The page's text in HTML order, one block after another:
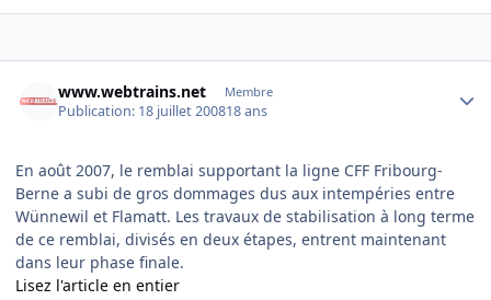
www.webtrains.net Membre
Publication: 18 juillet 200818 ans
En août 2007, le remblai supportant la ligne CFF Fribourg-
Berne a subi de gros dommages dus aux intempéries entre
Wünnewil et Flamatt. Les travaux de stabilisation à long terme
de ce remblai, divisés en deux étapes, entrent maintenant
dans leur phase finale.
Lisez l'article en entier